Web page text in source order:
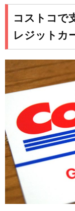
コストコで
レジットカ